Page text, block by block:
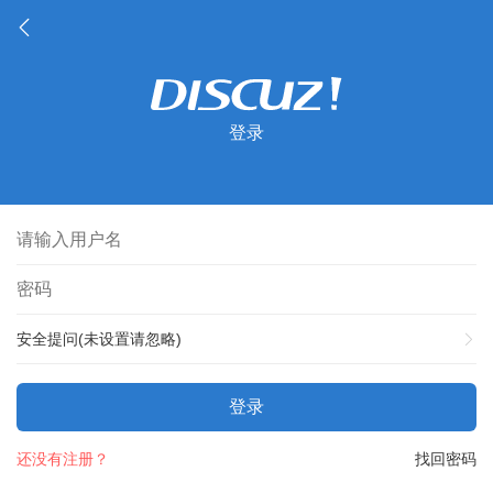
登录
安全提问(未设置请忽略)
登录
找回密码
还没有注册？